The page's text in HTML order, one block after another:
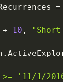
=
+ 10 , "Short
.
'11/1/